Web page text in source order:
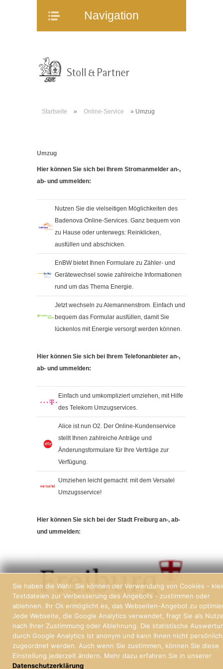
Navigation
Navigation
Mitarbeiter
Online-Service
Stellenangebote
Kontakt
Impressum
Datenschutzerklärung
Cookieeinstellungen ändern
Startseite » Online-Service » Umzug
Umzug
Hier können Sie sich bei Ihrem Stromanmelder an-,
ab- und ummelden:
Nutzen Sie die vielseitigen Möglichkeiten des
Badenova Online-Services. Ganz bequem von
zu Hause oder unterwegs: Reinklicken,
ausfüllen und abschicken.
EnBW bietet Ihnen Formulare zu Zähler- und
Gerätewechsel sowie zahlreiche Informationen
rund um das Thema Energie.
Jetzt wechseln zu Alemannenstrom. Einfach und
bequem das Formular ausfüllen, damit Sie
lückenlos mit Energie versorgt werden können.
Hier können Sie sich bei Ihrem Telefonanbieter an-,
ab- und ummelden:
Einfach und umkompliziert umziehen, mit Hilfe
des Telekom Umzugservices.
Alice ist nun O2. Der Online-Kundenservice
stellt Ihnen zahlreiche Anträge und
Änderungsformulare für Ihre Verträge zur
Verfügung.
Umziehen leicht gemacht: mit dem Versatel
Umzugsservice!
Hier können Sie sich bei der Stadt Freiburg an-, ab-
und ummelden:
© 2026 | Stoll und Partner, Immobilien und Hausverwaltung Freiburg
Sie haben die Wahl: Sie können der Verwendung von Cookies -
Textdateien zur Verbesserung des Angebots - zustimmen oder
ablehnen. Ihr Ok ermöglicht es, das Webseiten-Angebot zu
Jede Webseite, die Google Analytics verwendet, fragt Sie als
nach Ihrer Zustimmung oder Ablehnung. Die statistische
durch Google Analytics ist anonym und kann Ihnen nicht persönlich
zugeordnet werden. Auch wenn Sie zustimmen, können Sie diese
Einstellung jederzeit ändern. Mehr dazu erfahren Sie in unserer
Datenschutzerklärung.